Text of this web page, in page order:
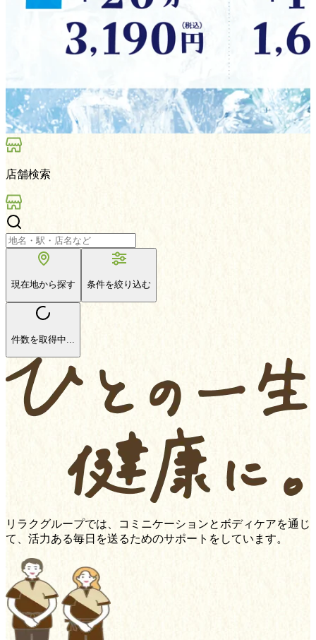
店舗検索
現在地から探す 条件を絞り込む
件数を取得中...
リラクグループでは、コミニケーションとボディケアを通じ
て、活力ある毎日を送るためのサポートをしています。